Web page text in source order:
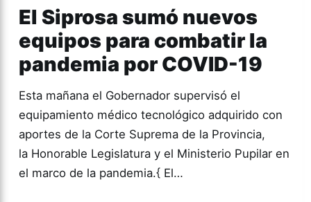
El Siprosa sumó nuevos
equipos para combatir la
pandemia por COVID-19
Esta mañana el Gobernador supervisó el
equipamiento médico tecnológico adquirido con
aportes de la Corte Suprema de la Provincia,
la Honorable Legislatura y el Ministerio Pupilar en
el marco de la pandemia.{ El…